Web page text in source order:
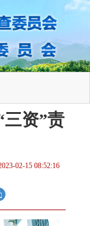
资”责
02-15 08:52:16